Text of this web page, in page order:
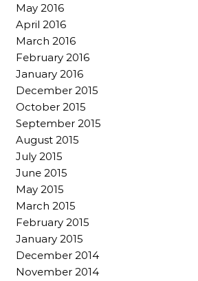
May 2016
April 2016
March 2016
February 2016
January 2016
December 2015
October 2015
September 2015
August 2015
July 2015
June 2015
May 2015
March 2015
February 2015
January 2015
December 2014
November 2014